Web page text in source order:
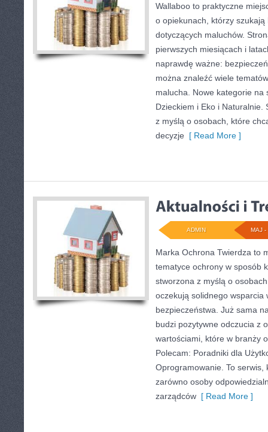
Wallaboo to praktyczne
o opiekunach, którzy
dotyczących maluchów.
pierwszych miesiącach i
naprawdę ważne:
można znaleźć wiele
malucha. Nowe kategorie na
Dzieckiem i Eko i Naturalnie.
z myślą o osobach, które
decyzje [ Read More ]
MAJ -
ADMIN
Marka Ochrona Twierdza to
tematyce ochrony w sposób
stworzona z myślą o
oczekują solidnego wsparcia
bezpieczeństwa. Już sama
budzi pozytywne odczucia z
wartościami, które w branży
Polecam: Poradniki dla
Oprogramowanie. To
zarówno osoby
zarządców [ Read More ]